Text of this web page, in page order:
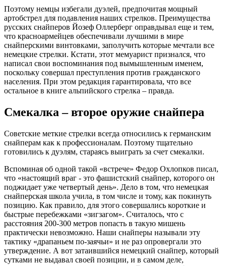
Поэтому немцы избегали дуэлей, предпочитая мощный
артобстрел для подавления наших стрелков. Преимущества
русских снайперов Йозеф Оллерберг оправдывал еще и тем,
что красноармейцев обеспечивали лучшими в мире
снайперскими винтовками, заполучить которые мечтали все
немецкие стрелки. Кстати, этот мемуарист признался, что
написал свои воспоминания под вымышленным именем,
поскольку совершал преступления против гражданского
населения. При этом редакция гарантировала, что все
остальное в книге альпийского стрелка – правда.
Смекалка – второе оружие снайпера
Советские меткие стрелки всегда относились к германским
снайперам как к профессионалам. Поэтому тщательно
готовились к дуэлям, стараясь выиграть за счет смекалки.
Вспоминая об одной такой «встрече» Федор Охлопков писал,
что «настоящий враг - это фашистский снайпер, которого он
поджидает уже четвертый день». Дело в том, что немецкая
снайперская школа учила, в том числе и тому, как покинуть
позицию. Как правило, для этого совершались короткие и
быстрые перебежками «зигзагом». Считалось, что с
расстояния 200-300 метров попасть в такую мишень
практически невозможно. Наши снайперы называли эту
тактику «драпаньем по-заячьи» и не раз опровергали это
утверждение. А вот затаившийся немецкий снайпер, который
сутками не выдавал своей позиции, и в самом деле,